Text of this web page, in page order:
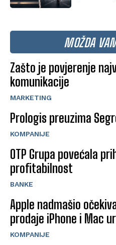
MOŽDA
Zašto je povjerenje
komunikacije
MARKETING
Prologis preuzima
KOMPANIJE
OTP Grupa povećala
profitabilnost
BANKE
Apple nadmašio
prodaje iPhone i Mac
KOMPANIJE